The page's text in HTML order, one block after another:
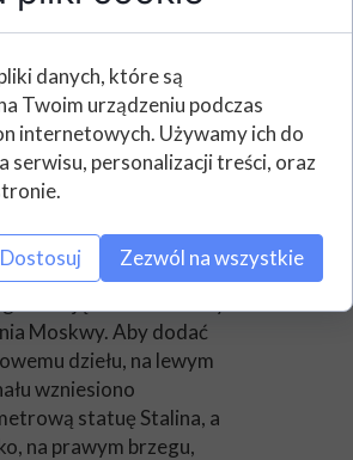
i muzułmanie o ludzkie
się morderca cara
– znienawidzonego tyrana i
świętego, a Władimir
że zamierza kandydować
prezydencką kadencję.
Moskwy. Aby dodać
dziełu, na lewym
wzniesiono
statuę Stalina, a
na prawym brzegu,
danych, które są
Twoim urządzeniu podczas
internetowych. Używamy ich do
serwisu, personalizacji treści, oraz
Dostosuj Zezwól na wszystkie